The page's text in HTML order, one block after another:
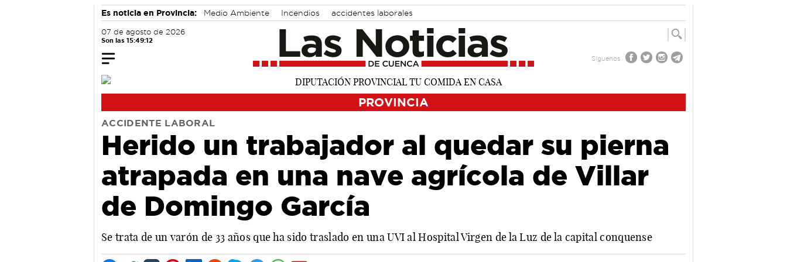
Es noticia en Provincia: Medio Ambiente Incendios accidentes laborales
07 de agosto de 2026
Son las 15:49:13
Síguenos
PROVINCIA
ACCIDENTE LABORAL
Herido un trabajador al quedar su pierna
atrapada en una nave agrícola de Villar
de Domingo García
Se trata de un varón de 33 años que ha sido traslado en una UVI al Hospital Virgen de la Luz de la capital conquense